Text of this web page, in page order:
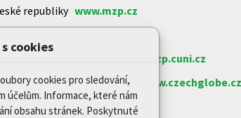
cookies
cookies pro sledování,
účelům. Informace, které nám
obsahu stránek. Poskytnuté
republiky www.mzp.cz
www.nature.cz
Univerzity Karlovy
www.czp.cuni.cz
změny Akademie věd ČR
www.czechglobe.cz